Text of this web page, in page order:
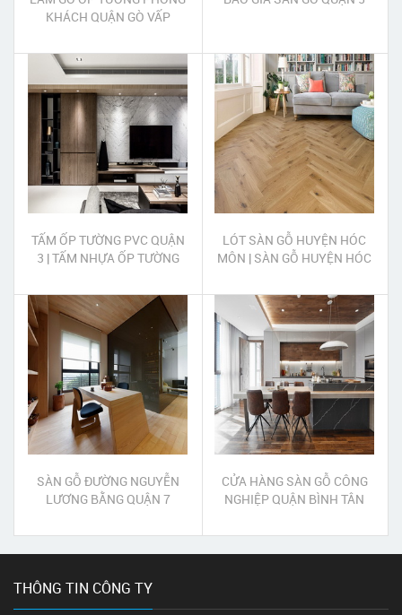
KHÁCH QUẬN GÒ VẤP
TẤM ỐP TƯỜNG PVC QUẬN
3 | TẤM NHỰA ỐP TƯỜNG
LÓT SÀN GỖ HUYỆN HÓC
MÔN | SÀN GỖ HUYỆN HÓC
SÀN GỖ ĐƯỜNG NGUYỄN
LƯƠNG BẰNG QUẬN 7
CỬA HÀNG SÀN GỖ CÔNG
NGHIỆP QUẬN BÌNH TÂN
THÔNG TIN CÔNG TY